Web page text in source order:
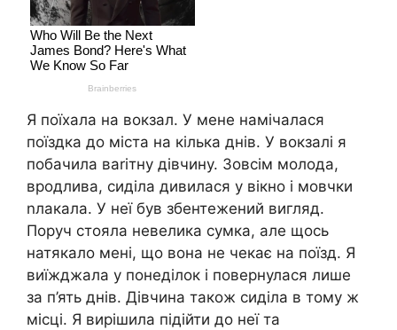
Я поїхала на вокзал. У мене намічалася
поїздка до міста на кілька днів. У вокзалі я
побачила ваrітну дівчину. Зовсім молода,
вродлива, сиділа дивилася у вікно і мовчки
nлакала. У неї був збентежений вигляд.
Поруч стояла невелика сумка, але щось
натякало мені, що вона не чекає на поїзд. Я
виїжджала у понеділок і повернулася лише
за п’ять днів. Дівчина також сиділа в тому ж
місці. Я вирішила підійти до неї та